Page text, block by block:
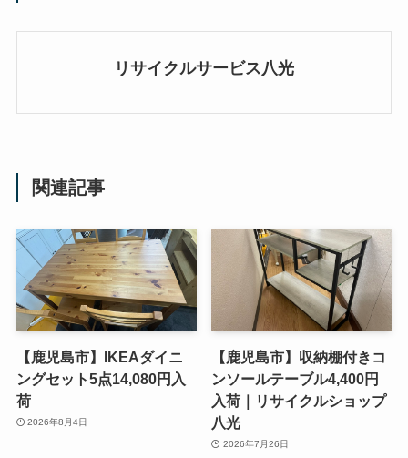
リサイクルサービス八光
関連記事
【鹿児島市】IKEAダイニ
ングセット5点14,080円入
荷
2026年8月4日
【鹿児島市】収納棚付きコ
ンソールテーブル4,400円
入荷｜リサイクルショップ
八光
2026年7月26日